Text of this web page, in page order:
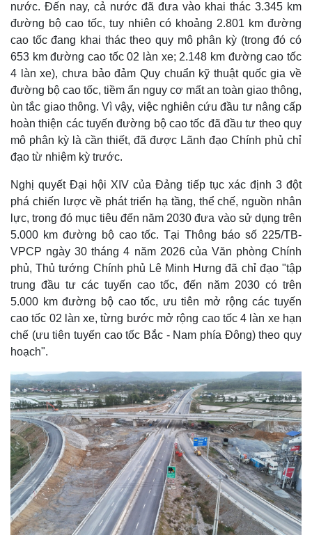
nước. Đến nay, cả nước đã đưa vào khai thác 3.345 km
đường bộ cao tốc, tuy nhiên có khoảng 2.801 km đường
cao tốc đang khai thác theo quy mô phân kỳ (trong đó có
653 km đường cao tốc 02 làn xe; 2.148 km đường cao tốc
4 làn xe), chưa bảo đảm Quy chuẩn kỹ thuật quốc gia về
đường bộ cao tốc, tiềm ẩn nguy cơ mất an toàn giao thông,
ùn tắc giao thông. Vì vậy, việc nghiên cứu đầu tư nâng cấp
hoàn thiện các tuyến đường bộ cao tốc đã đầu tư theo quy
mô phân kỳ là cần thiết, đã được Lãnh đạo Chính phủ chỉ
đạo từ nhiệm kỳ trước.
Nghị quyết Đại hội XIV của Đảng tiếp tục xác định 3 đột
phá chiến lược về phát triển hạ tầng, thể chế, nguồn nhân
lực, trong đó mục tiêu đến năm 2030 đưa vào sử dụng trên
5.000 km đường bộ cao tốc. Tại Thông báo số 225/TB-
VPCP ngày 30 tháng 4 năm 2026 của Văn phòng Chính
phủ, Thủ tướng Chính phủ Lê Minh Hưng đã chỉ đạo "tập
trung đầu tư các tuyến cao tốc, đến năm 2030 có trên
5.000 km đường bộ cao tốc, ưu tiên mở rộng các tuyến
cao tốc 02 làn xe, từng bước mở rộng cao tốc 4 làn xe hạn
chế (ưu tiên tuyến cao tốc Bắc - Nam phía Đông) theo quy
hoạch".